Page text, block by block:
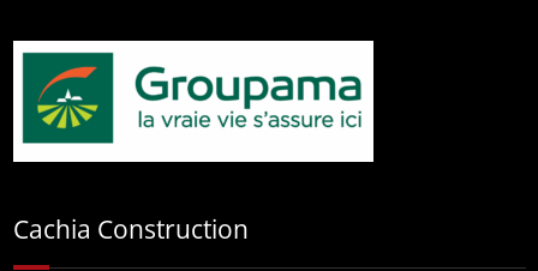
Cachia Construction